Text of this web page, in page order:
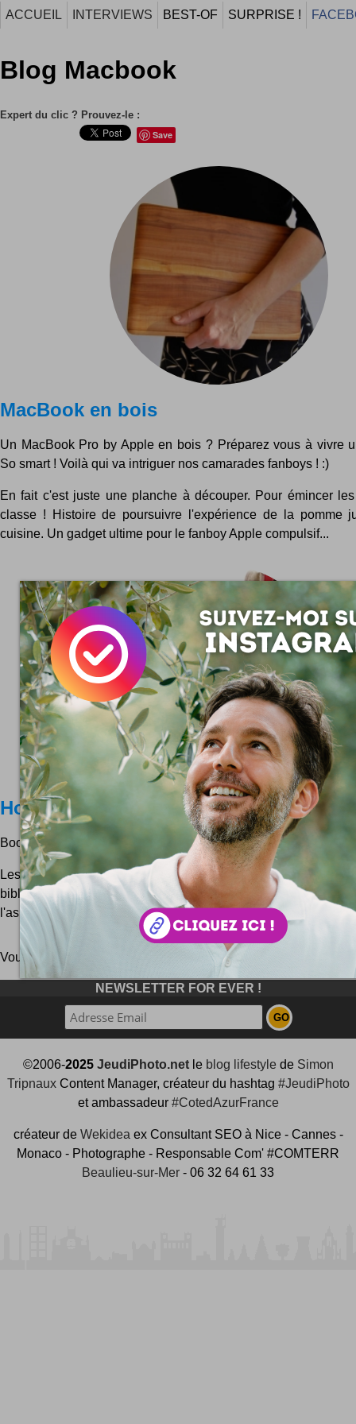
ACCUEIL INTERVIEWS BEST-OF SURPRISE !
Blog Macbook
Expert du clic ? Prouvez-le :
Save
MacBook en bois
Un MacBook Pro by Apple en bois ? Préparez vous à vivre
So smart ! Voilà qui va intriguer nos camarades fanboys ! :)
En fait c'est juste une planche à découper. Pour émincer
classe ! Histoire de poursuivre l'expérience de la pomme
cuisine. Un gadget ultime pour le fanboy Apple compulsif...
Housse MacBook BookBook
BookBook c'est une housse un peu spéciale pour MacBook ...
Les addicts des produits Apple vont pouvoir se planquer
bibliothèque avec cette housse de rangement ! Tout en
l'aspect d'un vieux livre poussiéreux, genre grimoire du...
Vous pouvez aussi parcourir le blog au hasard
NEWSLETTER FOR EVER !
©2006-2025 JeudiPhoto.netle blog lifestylede Simon
TripnauxContent Manager, créateur du hashtag #JeudiPhoto
et ambassadeur #CotedAzurFrance
créateur de Wekidea ex Consultant SEO à Nice - Cannes -
Monaco - Photographe - Responsable Com' #COMTERR
Beaulieu-sur-Mer - 06 32 64 61 33